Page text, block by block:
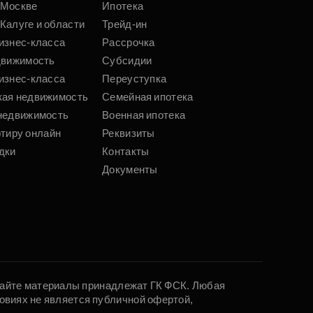
Подобрать
и области
класса
класса
недвижимость
онлайн
Ипотека
Трейд-ин
Рассрочка
Субсидии
Переуступка
Семейная ипотека
Военная ипотека
Реквизиты
Контакты
Документы
материалы принадлежат ГК ФСК. Любая
не является публичной офертой,